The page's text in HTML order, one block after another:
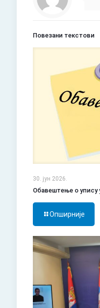
Повезани текстови
30. јун 2026.
Обавештење о упису
Опширније